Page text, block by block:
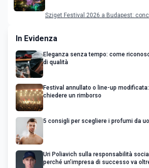
Sziget Festival 2026 a Budapest:
In Evidenza
Eleganza senza tempo: come
di qualità
Festival annullato o line-up
chiedere un rimborso
5 consigli per scegliere i profumi da
Uri Poliavich sulla responsabilità
perché un’impresa di successo va